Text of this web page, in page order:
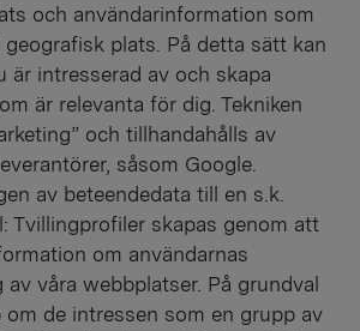
och användarinformation som
plats. På detta sätt kan
är intresserad av och skapa
är relevanta för dig. Tekniken
och tillhandahålls av
såsom Google.
av beteendedata till en s.k.
Tvillingprofiler skapas genom att
om användarnas
av våra webbplatser. På grundval
om de intressen som en grupp av